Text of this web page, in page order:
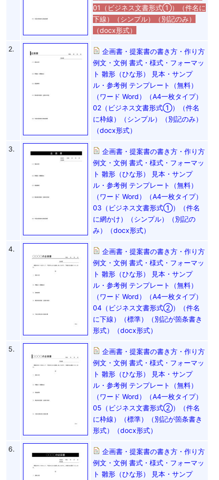
01（ビジネス文書形式①）（件名に
下線）（シンプル）（別記のみ）
（docx形式）
2.
企画書・提案書の書き方・作り方
例文・文例 書式・様式・フォーマッ
ト 雛形（ひな形） 見本・サンプ
ル・参考例 テンプレート（無料）
（ワード Word）（A4一枚タイプ）
02（ビジネス文書形式①）（件名
に枠線）（シンプル）（別記のみ）
（docx形式）
3.
企画書・提案書の書き方・作り方
例文・文例 書式・様式・フォーマッ
ト 雛形（ひな形） 見本・サンプ
ル・参考例 テンプレート（無料）
（ワード Word）（A4一枚タイプ）
03（ビジネス文書形式①）（件名
に網かけ）（シンプル）（別記の
み）（docx形式）
4.
企画書・提案書の書き方・作り方
例文・文例 書式・様式・フォーマッ
ト 雛形（ひな形） 見本・サンプ
ル・参考例 テンプレート（無料）
（ワード Word）（A4一枚タイプ）
04（ビジネス文書形式②）（件名
に下線）（標準）（別記が箇条書き
形式）（docx形式）
5.
企画書・提案書の書き方・作り方
例文・文例 書式・様式・フォーマッ
ト 雛形（ひな形） 見本・サンプ
ル・参考例 テンプレート（無料）
（ワード Word）（A4一枚タイプ）
05（ビジネス文書形式②）（件名
に枠線）（標準）（別記が箇条書き
形式）（docx形式）
6.
企画書・提案書の書き方・作り方
例文・文例 書式・様式・フォーマッ
ト 雛形（ひな形） 見本・サンプ